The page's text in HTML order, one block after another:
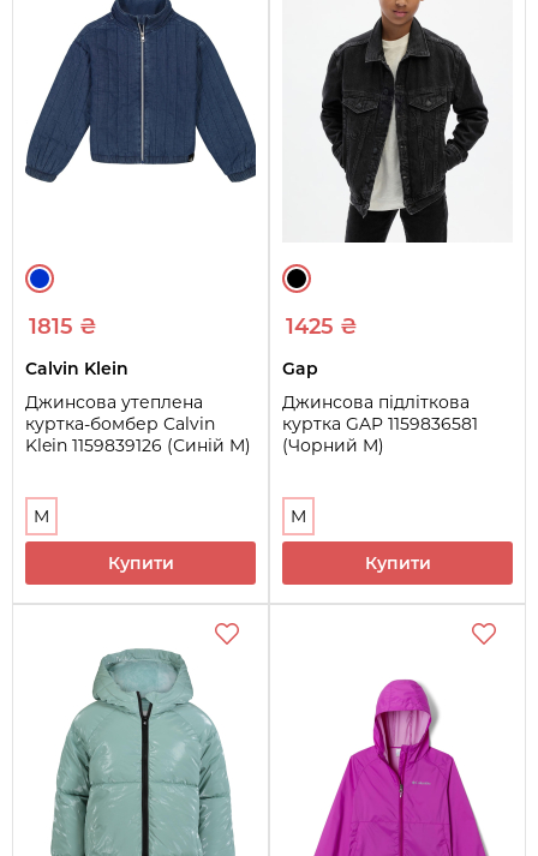
1815 ₴
Calvin Klein
Джинсова утеплена
куртка-бомбер Calvin
Klein 1159839126 (Синій M)
M
Купити
1425 ₴
Gap
Джинсова підліткова
куртка GAP 1159836581
(Чорний M)
M
Купити